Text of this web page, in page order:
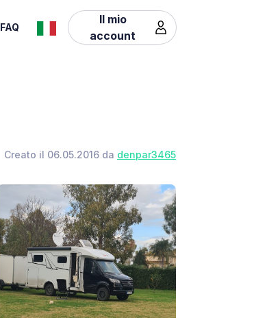
FAQ
Il mio
account
Creato il 06.05.2016 da denpar3465